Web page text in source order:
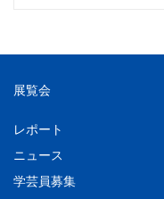
展覧会
レポート
ニュース
学芸員募集